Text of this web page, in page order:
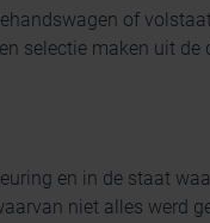
of
selectie maken uit
en in de staat
niet alles werd